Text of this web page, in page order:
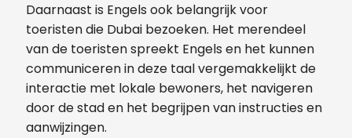
Daarnaast is Engels ook belangrijk voor
toeristen die Dubai bezoeken. Het merendeel
van de toeristen spreekt Engels en het kunnen
communiceren in deze taal vergemakkelijkt de
interactie met lokale bewoners, het navigeren
door de stad en het begrijpen van instructies en
aanwijzingen.